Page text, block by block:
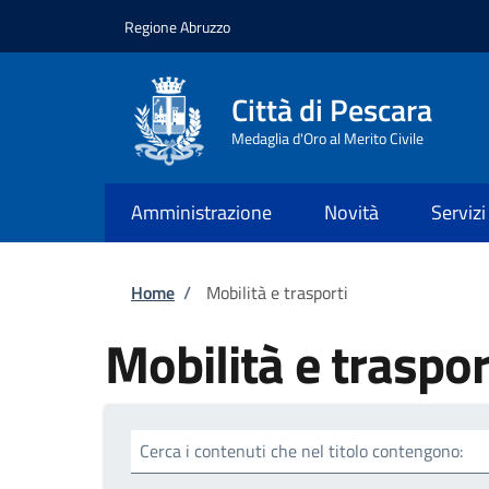
Regione Abruzzo
Città di Pescara
Medaglia d'Oro al Merito Civile
Amministrazione Novità Servizi
Briciole di pane
Home / Mobilità e trasporti
Mobilità e
Cerca i contenuti che nel titolo contengono: